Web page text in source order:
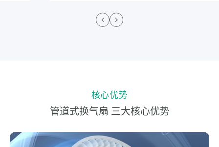
核心优势
管道式换气扇 三大核心优势